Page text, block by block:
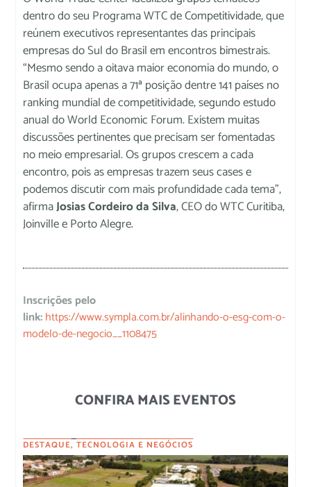
dentro do seu Programa WTC de Competitividade, que
reúnem executivos representantes das principais
empresas do Sul do Brasil em encontros bimestrais.
“Mesmo sendo a oitava maior economia do mundo, o
Brasil ocupa apenas a 71ª posição dentre 141 países no
ranking mundial de competitividade, segundo estudo
anual do World Economic Forum. Existem muitas
discussões pertinentes que precisam ser fomentadas
no meio empresarial. Os grupos crescem a cada
encontro, pois as empresas trazem seus cases e
podemos discutir com mais profundidade cada tema”,
afirmaJosias Cordeiro da Silva, CEO do WTC Curitiba,
Joinville e Porto Alegre.
Inscrições pelo
link:https://www.sympla.com.br/alinhando-o-esg-com-o-
modelo-de-negocio__1108475
CONFIRA MAIS EVENTOS
DESTAQUE,TECNOLOGIA E NEGÓCIOS